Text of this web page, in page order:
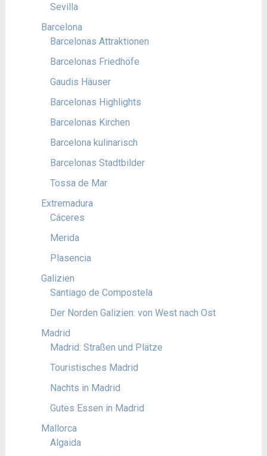
Sevilla
Barcelona
Barcelonas Attraktionen
Barcelonas Friedhöfe
Gaudis Häuser
Barcelonas Highlights
Barcelonas Kirchen
Barcelona kulinarisch
Barcelonas Stadtbilder
Tossa de Mar
Extremadura
Cáceres
Merida
Plasencia
Galizien
Santiago de Compostela
Der Norden Galizien: von West nach Ost
Madrid
Madrid: Straßen und Plätze
Touristisches Madrid
Nachts in Madrid
Gutes Essen in Madrid
Mallorca
Algaida